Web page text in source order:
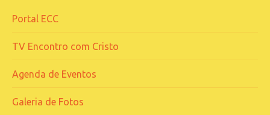
Portal ECC
TV Encontro com Cristo
Agenda de Eventos
Galeria de Fotos